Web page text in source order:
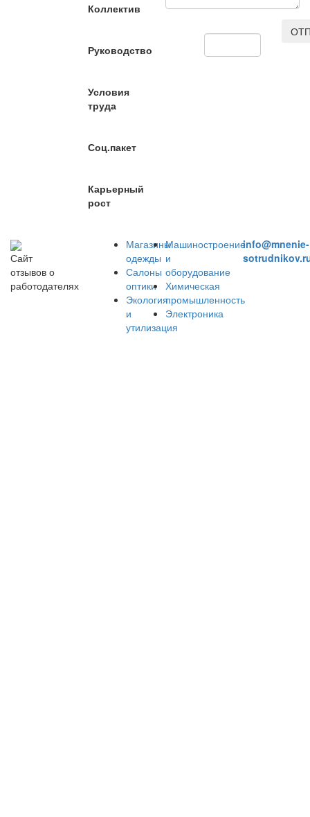
Коллектив
Руководство
Условия
труда
Соц.пакет
Карьерный
рост
Сайт
отзывов о
работодателях
Магазины
одежды
Салоны
оптики
Экология
и
утилизация
Машиностроение
и
оборудование
Химическая
промышленность
Электроника
info@mnenie-